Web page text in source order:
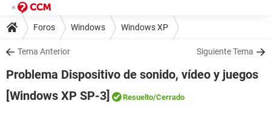
Foros Windows Windows XP
Tema Anterior Siguiente Tema
Problema Dispositivo de sonido, vídeo y juegos
[Windows XP SP-3]
Resuelto/Cerrado